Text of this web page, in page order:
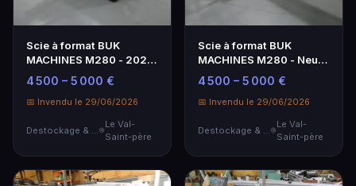
Scie à format BUK
MACHINES M280 - 2025
(neuf) - Haute
performance
4 500 – 5 000 €
📅 Invendu le 29/06/2026
Destockage & Invendus
Le Val-
Saint-père
Scie à format BUK
MACHINES M280 - Neuf
2025 - Performante et
Précise
4 500 – 5 000 €
📅 Invendu le 29/06/2026
Destockage & Invendus
Le Val-
Saint-père